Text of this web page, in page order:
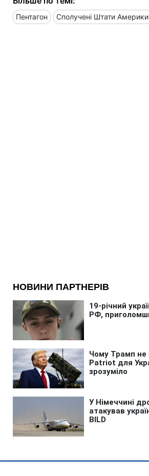
Пентагон Сполучені Штати Америки